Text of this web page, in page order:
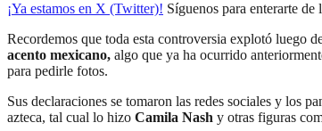
¡Ya estamos en X (Twitter)! Síguenos para enterarte
Recordemos que toda esta controversia explotó luego
acento mexicano, algo que ya ha ocurrido
para pedirle fotos.
Sus declaraciones se tomaron las redes sociales y los
azteca, tal cual lo hizo Camila Nash y otras figuras